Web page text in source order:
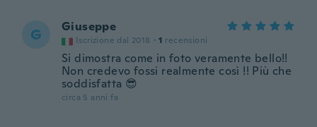
G Giuseppe
Iscrizione dal 2018 · 1 recensioni
Si dimostra come in foto veramente bello!!
Non credevo fossi realmente così !! Più che
soddisfatta 😎
circa 5 anni fa